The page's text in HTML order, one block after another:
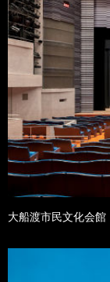
大船渡市民文化会館